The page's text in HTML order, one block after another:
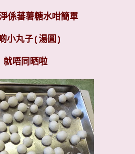
係蕃薯糖水咁簡單
小丸子(湯圓)
就唔同晒啦